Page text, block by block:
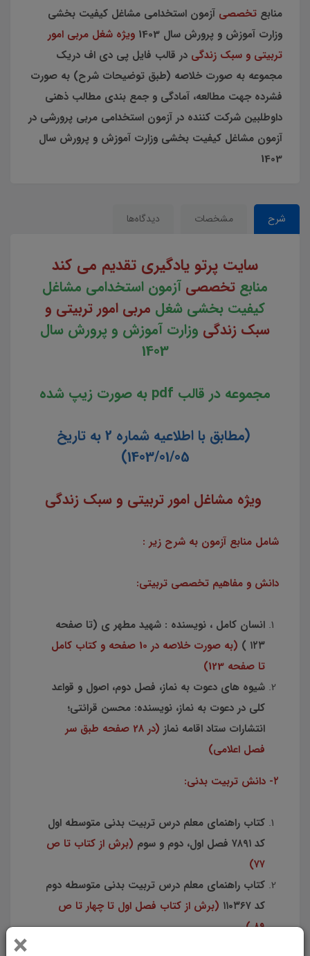
منابع تخصصی آزمون استخدامی مشاغل کیفیت بخشی
وزارت آموزش و پرورش سال 1403
ویژه شغل مربی امور
تربیتی و سبک زندگی در قالب فایل پی دی اف دریک
مجموعه به صورت خلاصه (طبق توضیحات شرح) به صورت
فشرده جهت مطالعه، آمادگی و جمع بندی مطالب ذهنی
داوطلبین شرکت کننده در آزمون استخدامی مربی پرورشی در
آزمون مشاغل کیفیت بخشی وزارت آموزش و پرورش سال
1403
شرح مشخصات دیدگاه‌ها
سایت پرتو یادگیری تقدیم می کند
منابع تخصصی آزمون استخدامی مشاغل
کیفیت بخشی شغل مربی امور تربیتی و
سبک زندگی وزارت آموزش و پرورش سال
1403
مجموعه در قالب pdf به صورت زیپ شده
(مطابق با اطلاعیه شماره 2 به تاریخ
1403/01/05)
ویژه مشاغل امور تربیتی و سبک زندگی
شامل منابع آزمون به شرح زیر :
دانش و مفاهیم تخصصی تربیتی:
انسان کامل ، نویسنده : شهید مطهر ی (تا صفحه
۱۲۳ )
(به صورت خلاصه در 10 صفحه و کتاب کامل
تا صفحه 123)
شیوه های دعوت به نماز، فصل دوم، اصول و قواعد
کلی در دعوت به نماز، نویسنده: محسن قرائتی؛
انتشارات ستاد اقامه نماز
(در 28 صفحه طبق سر
فصل اعلامی)
۲- دانش تربیت بدنی:
کتاب راهنمای معلم درس تربیت بدنی متوسطه اول
كد ۷۸۹۱ فصل اول، دوم و سوم
(برش از کتاب تا ص
۷۷)
کتاب راهنمای معلم درس تربیت بدنی متوسطه دوم
کد ۱۱۰۳۶۷
(برش از کتاب فصل اول تا چهار تا ص
۸۹ )